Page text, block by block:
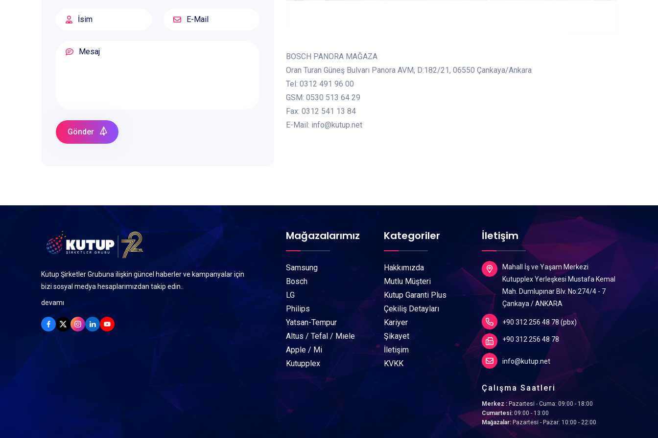
Gönder
BOSCH PANORA MAĞAZA
Oran Turan Güneş Bulvarı Panora AVM, D:182/21, 06550 Çankaya/Ankara
Tel: 0312 491 96 00
GSM: 0530 513 64 29
Fax: 0312 541 13 84
E-Mail: info@kutup.net
Kutup Şirketler Grubuna ilişkin güncel haberler ve kampanyalar için
bizi sosyal medya hesaplarımızdan takip edin..
devamı
Mağazalarımız
Samsung
Bosch
LG
Philips
Yatsan-Tempur
Altus / Tefal / Mıele
Apple / Mi
Kutupplex
Kategoriler
Hakkımızda
Mutlu Müşteri
Kutup Garanti Plus
Çekiliş Detayları
Kariyer
Şikayet
İletişim
KVKK
İletişim
Mahall İş ve Yaşam Merkezi
Kutupplex Yerleşkesi Mustafa Kemal
Mah. Dumlupınar Blv. No:274/4 - 7
Çankaya / ANKARA
+90 312 256 48 78 (pbx)
+90 312 256 48 78
info@kutup.net
Çalışma Saatleri
Merkez : Pazartesi - Cuma: 09:00 - 18:00
Cumartesi: 09:00 - 13:00
Mağazalar: Pazartesi - Pazar: 10:00 - 22:00